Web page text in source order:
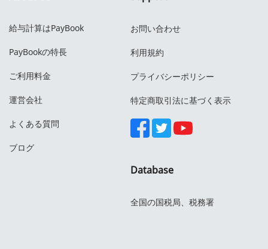
給与計算はPayBook
PayBookの特長
ご利用料金
運営会社
よくある質問
ブログ
お問い合わせ
利用規約
プライバシーポリシー
特定商取引法に基づく表示
Database
全国の国税局、税務署